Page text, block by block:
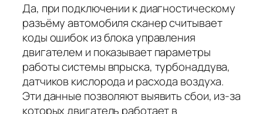
Да, при подключении к диагностическому
разъёму автомобиля сканер считывает
коды ошибок из блока управления
двигателем и показывает параметры
работы системы впрыска, турбонаддува,
датчиков кислорода и расхода воздуха.
Эти данные позволяют выявить сбои, из-за
которых двигатель работает в